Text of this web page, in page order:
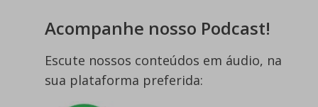
Acompanhe nosso Podcast!
Escute nossos conteúdos em áudio, na
sua plataforma preferida: